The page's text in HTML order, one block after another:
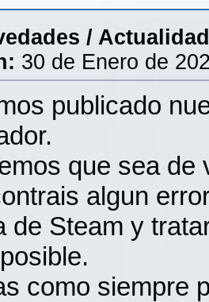
/ Actualidad
30 de Enero de
publicado
que sea de
algun
de Steam y
como siempre